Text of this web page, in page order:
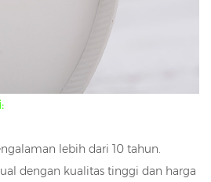
lebih dari 10 tahun.
dengan kualitas tinggi dan harga